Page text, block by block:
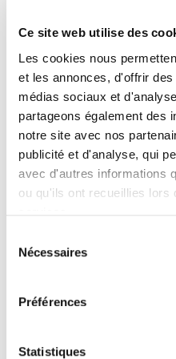
Ce site web utilise des
Les cookies nous
et les annonces, d'offrir
médias sociaux et
partageons également des
notre site avec nos
publicité et d'analyse, qui
avec d'autres informations
ou qu'ils ont recueillies lors
Nécessaires
Préférences
Statistiques
Produits associés